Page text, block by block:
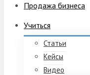
Продажа бизнеса
Учиться
Статьи
Кейсы
Видео